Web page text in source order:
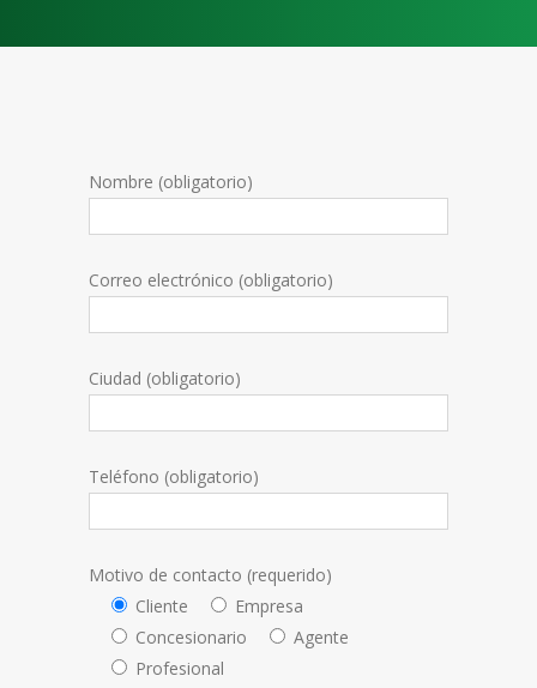
Nombre (obligatorio)
Correo electrónico (obligatorio)
Ciudad (obligatorio)
Teléfono (obligatorio)
Motivo de contacto (requerido)
Cliente
Empresa
Concesionario
Agente
Profesional